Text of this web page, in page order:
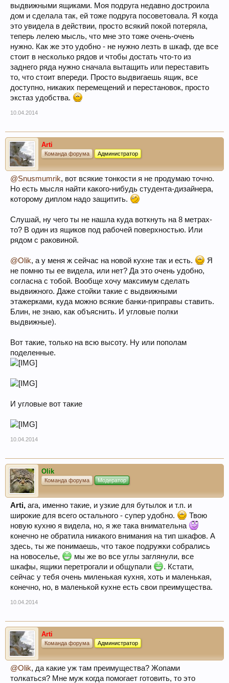
выдвижными ящиками. Моя подруга недавно достроила
дом и сделала так, ей тоже подруга посоветовала. Я когда
это увидела в действии, просто всякий покой потеряла,
теперь лелею мысль, что мне это тоже очень-очень
нужно. Как же это удобно - не нужно лезть в шкаф, где все
стоит в несколько рядов и чтобы достать что-то из
заднего ряда нужно сначала вытащить или переставить
то, что стоит впереди. Просто выдвигаешь ящик, все
доступно, никаких перемещений и перестановок, просто
экстаз удобства.
10.04.2014
Arti
Команда форума Администратор
@Snusmumrik, вот всякие тонкости я не продумаю точно.
Но есть мысля найти какого-нибудь студента-дизайнера,
которому диплом надо защитить.
Слушай, ну чего ты не нашла куда воткнуть на 8 метрах-
то? В один из ящиков под рабочей поверхностью. Или
рядом с раковиной.
@Olik, а у меня ж сейчас на новой кухне так и есть.
Я
не помню ты ее видела, или нет? Да это очень удобно,
согласна с тобой. Вообще хочу максимум сделать
выдвижного. Даже стойки такие с выдвижными
этажерками, куда можно всякие банки-приправы ставить.
Блин, не знаю, как объяснить. И угловые полки
выдвижные).
Вот такие, только на всю высоту. Ну или пополам
поделенные.
И угловые вот такие
10.04.2014
Olik
Команда форума Модератор
Аrti, ага, именно такие, и узкие для бутылок и т.п. и
широкие для всего остального - супер удобно.
Твою
новую кухню я видела, но, я же така внимательна
конечно не обратила никакого внимания на тип шкафов. А
здесь, ты же понимаешь, что такое подружки собрались
на новоселье,
мы же во все углы заглянули, все
шкафы, ящики перетрогали и общупали
. Кстати,
сейчас у тебя очень миленькая кухня, хоть и маленькая,
конечно, но, в маленькой кухне есть свои преимущества.
10.04.2014
Arti
Команда форума Администратор
@Olik, да какие уж там преимущества? Жопами
толкаться? Мне муж когда помогает готовить, то это